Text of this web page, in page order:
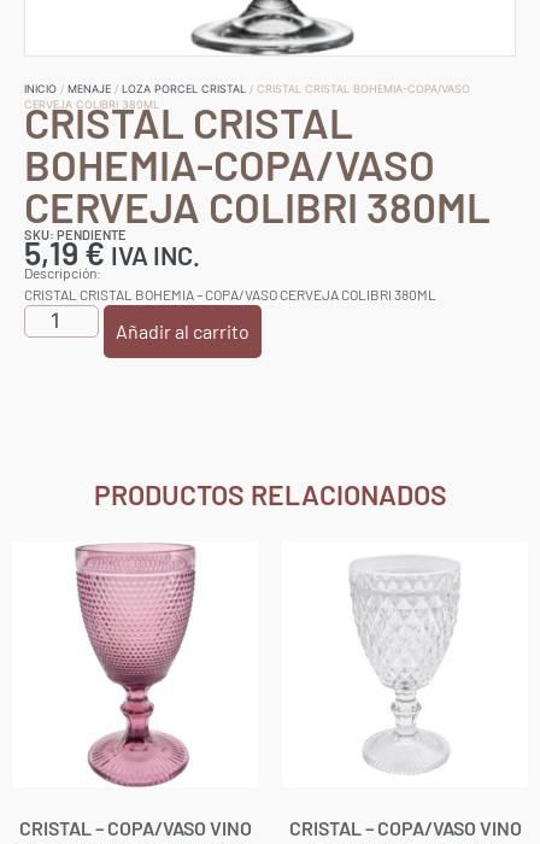
INICIO / MENAJE / LOZA PORCEL CRISTAL
/ CRISTAL CRISTAL BOHEMIA-COPA/VASO
CERVEJA COLIBRI 380ML
CRISTAL CRISTAL
BOHEMIA-COPA/VASO
CERVEJA COLIBRI 380ML
SKU: PENDIENTE
5,19€ IVA INC.
Descripción:
CRISTAL CRISTAL BOHEMIA – COPA/VASO CERVEJA COLIBRI 380ML
Añadir al carrito
PRODUCTOS RELACIONADOS
CRISTAL – COPA/VASO VINO
CRISTAL – COPA/VASO VINO